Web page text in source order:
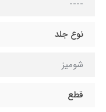
----
نوع جلد
شومیز
قطع